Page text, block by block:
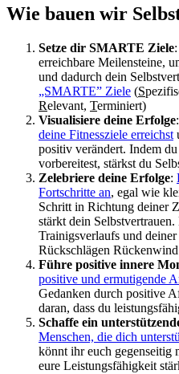
Wie bauen wir
Setze dir SMARTE Ziele
erreichbare Meilensteine,
und dadurch dein
„SMARTE” Ziele (S
Relevant, Terminiert)
Visualisiere deine Erfolge:
deine Fitnessziele erreichst
positiv verändert. Indem
vorbereitest, stärkst du
Zelebriere deine Erfolge:
Fortschritte an, egal wie
Schritt in Richtung deiner
stärkt dein
Trainigsverlaufs und
Rückschlägen
Führe positive innere
positive und ermutigende
Gedanken durch positive
daran, dass du
Schaffe ein
Menschen, die dich
könnt ihr euch gegenseitig
eure Leistungsfähigkeit